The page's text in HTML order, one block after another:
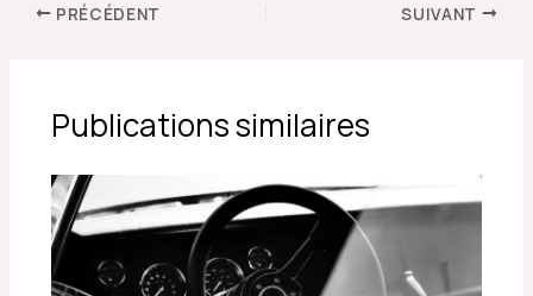
PRÉCÉDENT SUIVANT
Publications similaires